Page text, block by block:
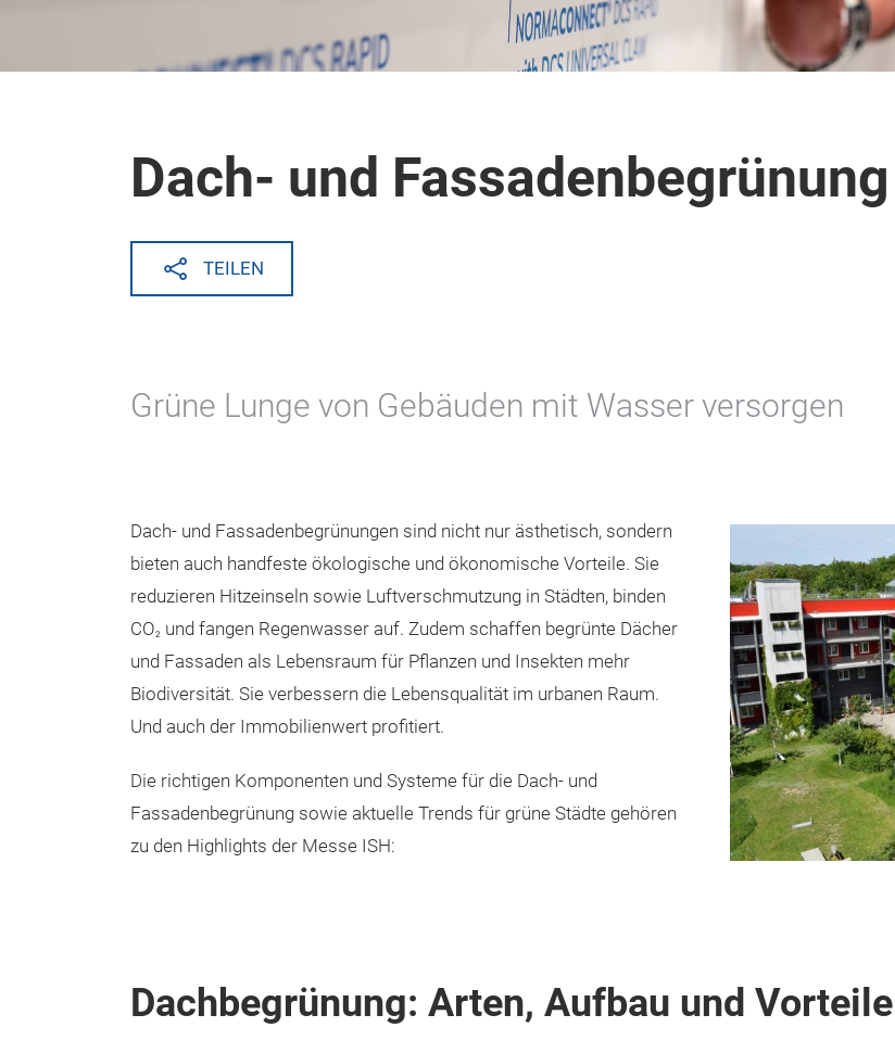
Dach- und Fassadenbegrünung
TEILEN
Grüne Lunge von Gebäuden mit Wasser versorgen
Dach- und Fassadenbegrünungen sind nicht nur ästhetisch, sondern
bieten auch handfeste ökologische und ökonomische Vorteile. Sie
reduzieren Hitzeinseln sowie Luftverschmutzung in Städten, binden
CO2 und fangen Regenwasser auf. Zudem schaffen begrünte Dächer
und Fassaden als Lebensraum für Pflanzen und Insekten mehr
Biodiversität. Sie verbessern die Lebensqualität im urbanen Raum.
Und auch der Immobilienwert profitiert.
Die richtigen Komponenten und Systeme für die Dach- und
Fassadenbegrünung sowie aktuelle Trends für grüne Städte gehören
zu den Highlights der Messe ISH:
Dachbegrünung: Arten, Aufbau und Vorteile